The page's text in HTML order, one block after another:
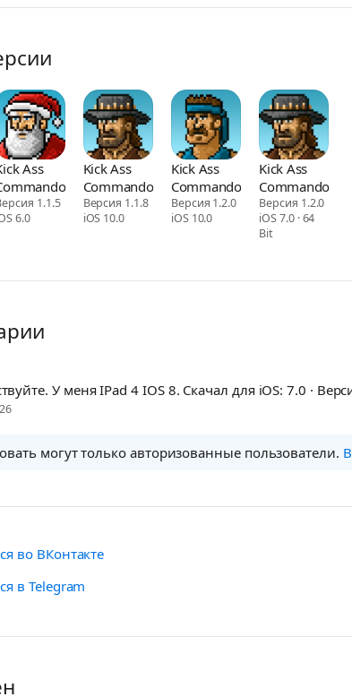
Ass
1.1.5
6.0
Kick Ass
Commandos
Версия 1.1.8
iOS 10.0
Kick Ass
Commandos
Версия 1.2.0
iOS 10.0
Kick Ass
Commandos
Версия 1.2.0
iOS 7.0 · 64
Bit
У меня IPad 4 IOS 8. Скачал для iOS: 7.0 ·
могут только авторизованные пользователи.
во ВКонтакте
в Telegram